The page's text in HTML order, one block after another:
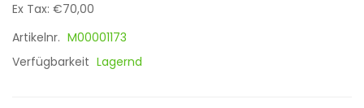
Ex Tax: €70,00
Artikelnr. M00001173
Verfügbarkeit Lagernd